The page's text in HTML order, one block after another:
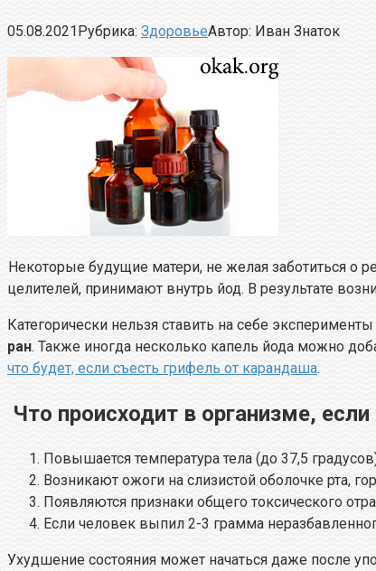
05.08.2021Рубрика: ЗдоровьеАвтор: Иван Знаток
Некоторые будущие матери, не желая заботиться
целителей, принимают внутрь йод. В результате
Категорически нельзя ставить на себе
ран. Также иногда несколько капель йода можно
что будет, если съесть грифель от карандаша.
Что происходит в организме,
Повышается температура тела (до 37,5
Возникают ожоги на слизистой оболочке рта,
Появляются признаки общего токсического
Если человек выпил 2-3 грамма
Ухудшение состояния может начаться даже после